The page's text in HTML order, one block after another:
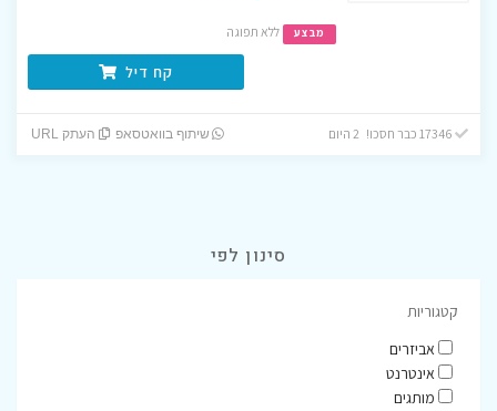
מבצע ללא תפוגה
קח דיל
17346 כבר חסכו! 2 היום שיתוף בוואטסאפ העתק URL
סינון לפי
קטגוריות
אביזרים
אינטרנט
מותגים